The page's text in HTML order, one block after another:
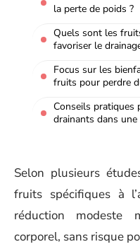
la perte de poids ?
Quels sont les
favoriser le
Focus sur les
fruits pour perdre
Conseils pratiques
drainants dans
Selon plusieurs
fruits spécifiques à
réduction modeste
corporel, sans risque